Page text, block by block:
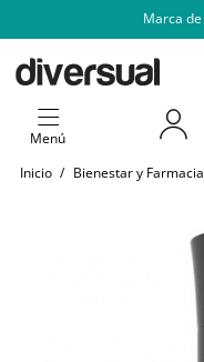
Marca de
Menú
Inicio / Bienestar y Farmacia